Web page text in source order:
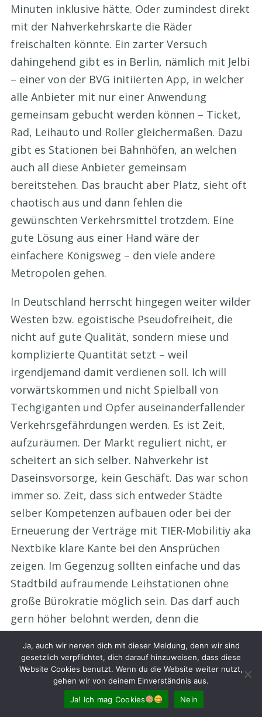
Minuten inklusive hätte. Oder zumindest direkt
mit der Nahverkehrskarte die Räder
freischalten könnte. Ein zarter Versuch
dahingehend gibt es in Berlin, nämlich mit Jelbi
– einer von der BVG initiierten App, in welcher
alle Anbieter mit nur einer Anwendung
gemeinsam gebucht werden können – Ticket,
Rad, Leihauto und Roller gleichermaßen. Dazu
gibt es Stationen bei Bahnhöfen, an welchen
auch all diese Anbieter gemeinsam
bereitstehen. Das braucht aber Platz, sieht oft
chaotisch aus und dann fehlen die
gewünschten Verkehrsmittel trotzdem. Eine
gute Lösung aus einer Hand wäre der
einfachere Königsweg – den viele andere
Metropolen gehen.
In Deutschland herrscht hingegen weiter wilder
Westen bzw. egoistische Pseudofreiheit, die
nicht auf gute Qualität, sondern miese und
komplizierte Quantität setzt – weil
irgendjemand damit verdienen soll. Ich will
vorwärtskommen und nicht Spielball von
Techgiganten und Opfer auseinanderfallender
Verkehrsgefährdungen werden. Es ist Zeit,
aufzuräumen. Der Markt reguliert nicht, er
scheitert an sich selber. Nahverkehr ist
Daseinsvorsorge, kein Geschäft. Das war schon
immer so. Zeit, dass sich entweder Städte
selber Kompetenzen aufbauen oder bei der
Erneuerung der Verträge mit TIER-Mobilitiy aka
Nextbike klare Kante bei den Ansprüchen
zeigen. Im Gegenzug sollten einfache und das
Stadtbild aufräumende Leihstationen ohne
große Bürokratie möglich sein. Das darf auch
gern höher belohnt werden, denn die
Milliarden für Autobahnen stehen in keinem
Verhältnis zu Kosten und Nutzen von simplen
Fahrrädern an jeder Straßenecke. Übrigens, die
rund um die vorletzte Jahrhundertwende
Ja, auch wir nerven dich mit dieser Meldung, denn wir sind
gesetzlich verpflichtet, dich darauf hinzuweisen, dass diese
Website Cookies benutzt. Wenn du die Website weiter nutzt,
gehen wir von deinem Einverständnis aus.
Ja! Ich mag Cookies
Nein